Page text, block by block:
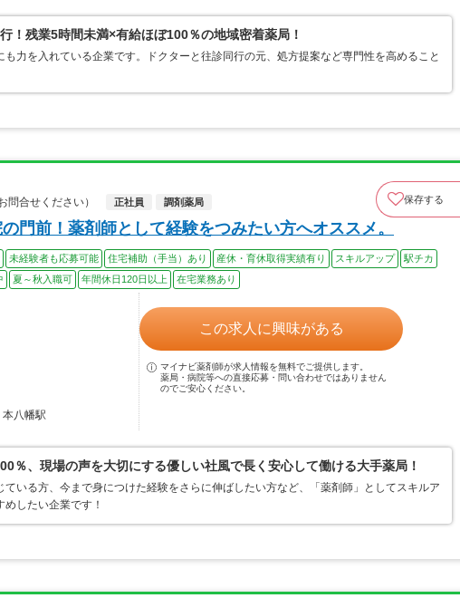
！残業5時間未満×有給ほぼ100％の地域密着薬局！
力を入れている企業です。ドクターと往診同行の元、処方提案など専門性を高めること
合せください）
正社員 調剤薬局 保存する
門前！薬剤師として経験をつみたい方へオススメ。
未経験者も応募可能 住宅補助（手当）あり 産休・育休取得実績有り スキルアップ
駅チカ
夏～秋入職可 年間休日120日以上 在宅業務あり
本八幡駅
この求人に興味がある
マイナビ薬剤師が求人情報を無料でご提供します。
薬局・病院等への直接応募・問い合わせではありません
のでご安心ください。
％、現場の声を大切にする優しい社風で長く安心して働ける大手薬局！
いる方、今まで身につけた経験をさらに伸ばしたい方など、「薬剤師」としてスキルア
したい企業です！